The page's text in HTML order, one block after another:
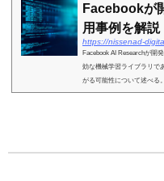
Facebookが
用事例を解説
https://nissenad-
Facebook AI Researchが開
効な機械学習ライブラリで
がる可能性について述べる
Researc...